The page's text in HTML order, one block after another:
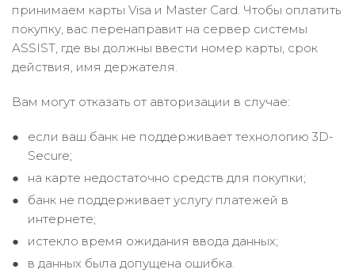
принимаем карты Visa и Master Card. Чтобы оплатить
покупку, вас перенаправит на сервер системы
ASSIST, где вы должны ввести номер карты, срок
действия, имя держателя.
Вам могут отказать от авторизации в случае:
если ваш банк не поддерживает технологию 3D-
Secure;
на карте недостаточно средств для покупки;
банк не поддерживает услугу платежей в
интернете;
истекло время ожидания ввода данных;
в данных была допущена ошибка.